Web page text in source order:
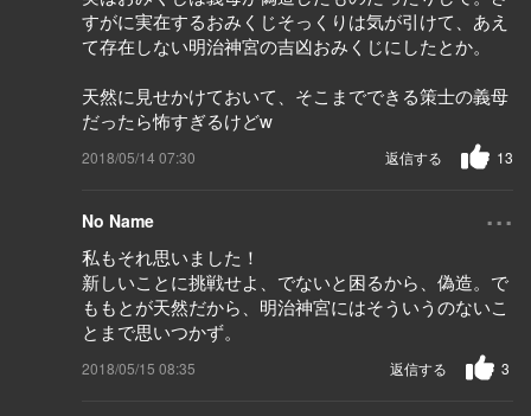
すがに実在するおみくじそっくりは気が引けて、あえ
て存在しない明治神宮の吉凶おみくじにしたとか。
天然に見せかけておいて、そこまでできる策士の義母
だったら怖すぎるけどw
2018/05/14 07:30 13
返信する
No Name ...
私もそれ思いました！
新しいことに挑戦せよ、でないと困るから、偽造。で
ももとが天然だから、明治神宮にはそういうのないこ
とまで思いつかず。
2018/05/15 08:35 3
返信する